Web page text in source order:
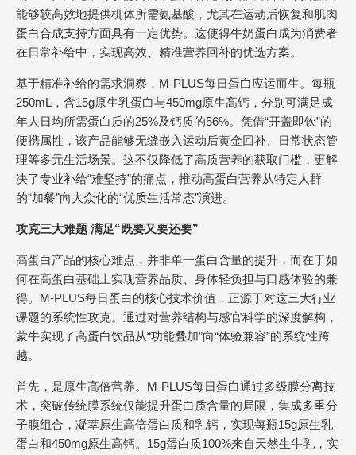
能够较高效地提供机体所需氨基酸，尤其在运动后恢复和肌肉
蛋白合成支持方面具有一定优势。这使得牛奶蛋白成为消费者
在日常补给中，实现高效、精准营养回补的优选方案。
基于精准补给的需求洞察，M-PLUS每日蛋白应运而生。每瓶
250mL，含15g原生乳蛋白与450mg原生高钙，分别可满足成
年人日均所需蛋白质的25%及钙质的56%。凭借“开盖即饮”的
便携属性，该产品能够无缝嵌入运动后黄金回补、日常状态管
理等多元生活场景。这不仅降低了高质营养的获取门槛，更解
决了专业补给“难坚持”的痛点，推动高蛋白营养从特定人群
的“加餐”向大众化的“优质生活常态”演进。
攻克三大难题 满足“既要又要还要”
高蛋白产品的核心难点，并非单一蛋白含量的提升，而在于如
何在高蛋白基础上实现营养品质、身体轻负担与口感体验的兼
得。M-PLUS每日蛋白的核心技术价值，正源于对这三大行业
课题的系统性攻克。通过对营养结构与感官科学的深度解构，
蒙牛实现了高蛋白饮品从“功能叠加”向“体验兼容”的系统性跨
越。
首先，是原生高倍营养。M-PLUS每日蛋白通过多级膜分离技
术，突破传统膜系统仅能提升蛋白质含量的局限，集成多重分
子膜组合，凝萃原生高倍蛋白质和乳钙，实现每瓶15g原生乳
蛋白和450mg原生高钙。15g蛋白质100%来自天然生牛乳，实